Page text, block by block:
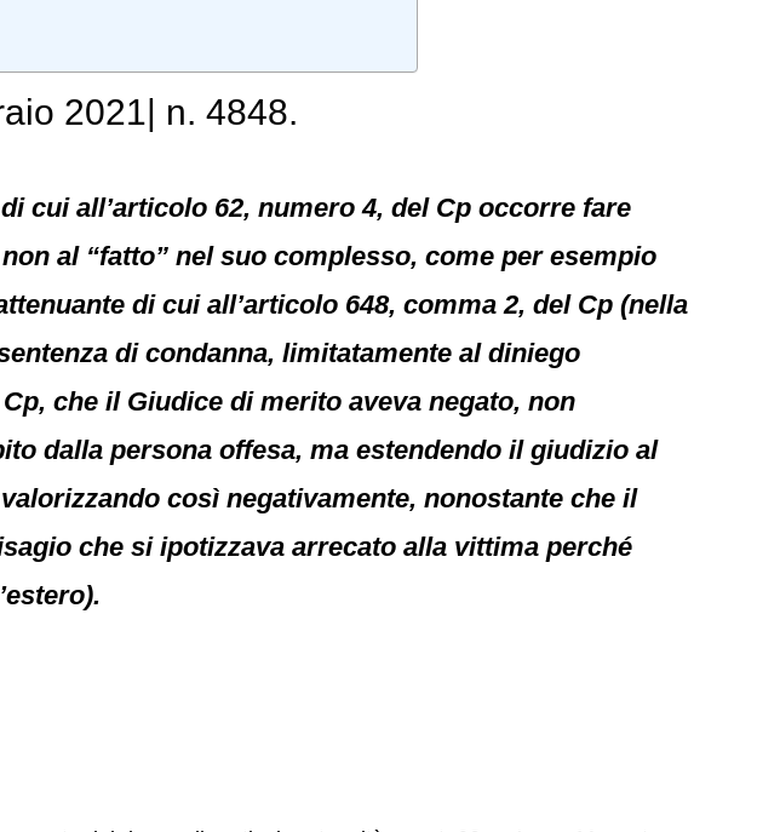
2021| n. 4848.
cui all’articolo 62, numero 4, del Cp occorre fare
al “fatto” nel suo complesso, come per esempio
di cui all’articolo 648, comma 2, del Cp (nella
di condanna, limitatamente al diniego
che il Giudice di merito aveva negato, non
dalla persona offesa, ma estendendo il giudizio al
così negativamente, nonostante che il
che si ipotizzava arrecato alla vittima perché